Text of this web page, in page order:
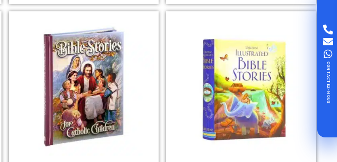
CONTACTEZ-NOUS